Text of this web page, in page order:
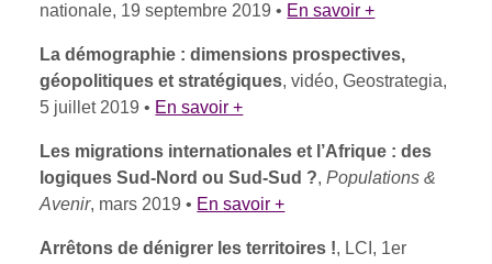
nationale, 19 septembre 2019 • En savoir +
La démographie : dimensions prospectives,
géopolitiques et stratégiques, vidéo, Geostrategia,
5 juillet 2019 • En savoir +
Les migrations internationales et l’Afrique : des
logiques Sud-Nord ou Sud-Sud ?,Populations &
Avenir, mars 2019 • En savoir +
Arrêtons de dénigrer les territoires !, LCI, 1er